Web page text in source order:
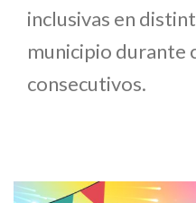
inclusivas en
municipio durante
consecutivos.